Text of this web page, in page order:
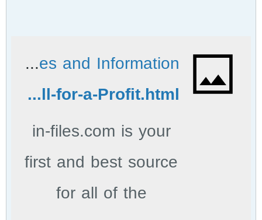
in-files.com - in files Resources and Information.
http://www.in-files.com/career-file/Buy-and-Sell-for-a-Profit.html
in-files.com is your
first and best source
for all of the